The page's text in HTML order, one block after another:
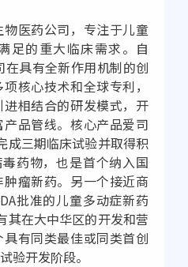
医药公司，专注于儿童
足的重大临床需求。自
具有全新作用机制的创
核心技术和全球专利，
相结合的研发模式，开
品管线。核心产品爱司
成三期临床试验并取得积
药物，也是首个纳入国
瘤新药。另一个接近商
批准的儿童多动症新药
其在大中华区的开发和营
有同类最佳或同类首创
验开发阶段。